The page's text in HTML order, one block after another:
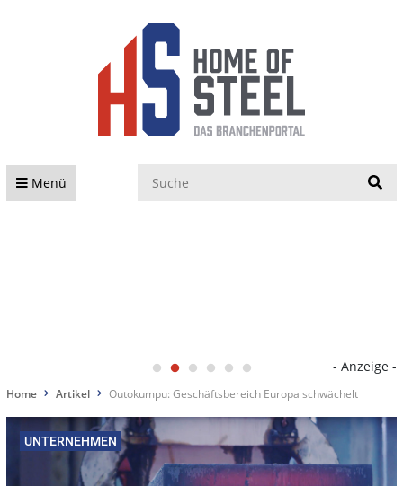
Menü
- Anzeige -
Home Artikel Outokumpu: Geschäftsbereich Europa schwächelt
UNTERNEHMEN